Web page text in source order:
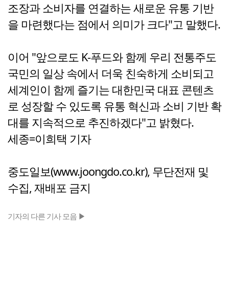
조장과 소비자를 연결하는 새로운 유통 기반
을 마련했다는 점에서 의미가 크다"고 말했다.
이어 "앞으로도 K-푸드와 함께 우리 전통주도
국민의 일상 속에서 더욱 친숙하게 소비되고
세계인이 함께 즐기는 대한민국 대표 콘텐츠
로 성장할 수 있도록 유통 혁신과 소비 기반 확
대를 지속적으로 추진하겠다"고 밝혔다.
세종=이희택 기자
중도일보(www.joongdo.co.kr), 무단전재 및
수집, 재배포 금지
기자의 다른 기사 모음 ▶